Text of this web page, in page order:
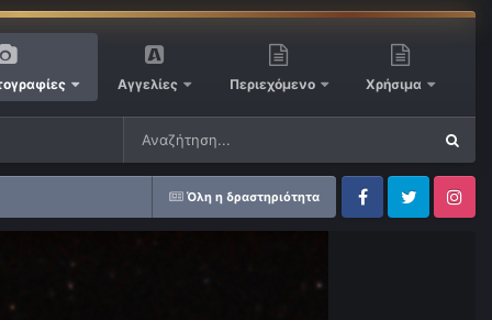
Αγγελίες Περιεχόμενο Χρήσιμα
Όλη η δραστηριότητα
FacebookTwitter Instagram